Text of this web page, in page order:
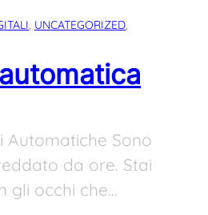
, UNCATEGORIZED
Automatiche Sono
da ore. Stai
gli occhi che…